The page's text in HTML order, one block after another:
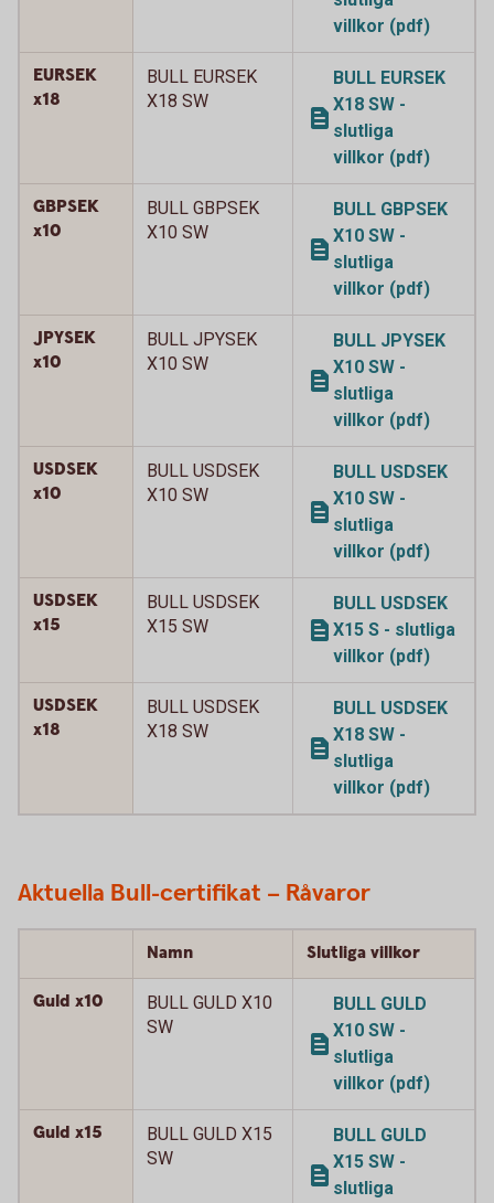
villkor (pdf)
EURSEK
x18
BULL EURSEK
X18 SW
BULL EURSEK
X18 SW -
slutliga
villkor (pdf)
GBPSEK
x10
BULL GBPSEK
X10 SW
BULL GBPSEK
X10 SW -
slutliga
villkor (pdf)
JPYSEK
x10
BULL JPYSEK
X10 SW
BULL JPYSEK
X10 SW -
slutliga
villkor (pdf)
USDSEK
x10
BULL USDSEK
X10 SW
BULL USDSEK
X10 SW -
slutliga
villkor (pdf)
USDSEK
x15
BULL USDSEK
X15 SW
BULL USDSEK
X15 S - slutliga
villkor (pdf)
USDSEK
x18
BULL USDSEK
X18 SW
BULL USDSEK
X18 SW -
slutliga
villkor (pdf)
Aktuella Bull-certifikat – Råvaror
Namn Slutliga villkor
Guld x10
BULL GULD X10
SW
BULL GULD
X10 SW -
slutliga
villkor (pdf)
Guld x15
BULL GULD X15
SW
BULL GULD
X15 SW -
slutliga